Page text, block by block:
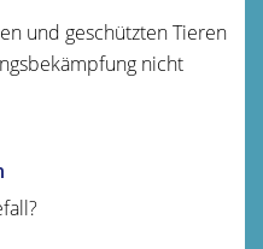
und geschützten Tieren
nicht